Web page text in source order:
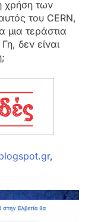
χρήση των
του CERN,
μια τεράστια
δεν είναι
,